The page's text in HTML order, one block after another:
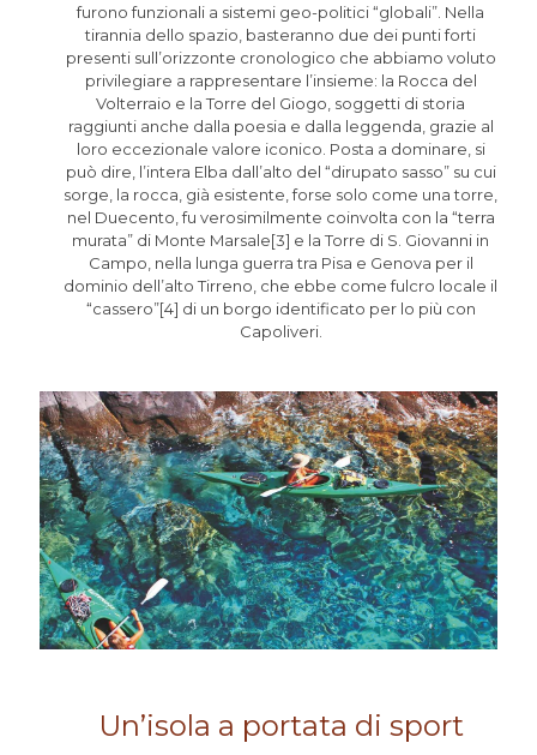
furono funzionali a sistemi geo-politici “globali”. Nella
tirannia dello spazio, basteranno due dei punti forti
presenti sull’orizzonte cronologico che abbiamo voluto
privilegiare a rappresentare l’insieme: la Rocca del
Volterraio e la Torre del Giogo, soggetti di storia
raggiunti anche dalla poesia e dalla leggenda, grazie al
loro eccezionale valore iconico. Posta a dominare, si
può dire, l’intera Elba dall’alto del “dirupato sasso” su cui
sorge, la rocca, già esistente, forse solo come una torre,
nel Duecento, fu verosimilmente coinvolta con la “terra
murata” di Monte Marsale[3] e la Torre di S. Giovanni in
Campo, nella lunga guerra tra Pisa e Genova per il
dominio dell’alto Tirreno, che ebbe come fulcro locale il
“cassero”[4] di un borgo identificato per lo più con
Capoliveri.
Un’isola a portata di sport